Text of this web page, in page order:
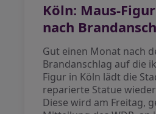
Köln: Maus-
nach
Gut einen Monat nach
Brandanschlag auf die
Figur in Köln lädt die
reparierte Statue
Diese wird am Freitag,